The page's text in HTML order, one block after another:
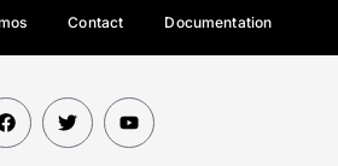
Contact Documentation